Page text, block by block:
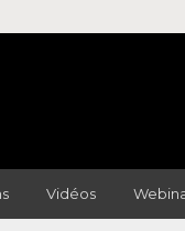
Vidéos